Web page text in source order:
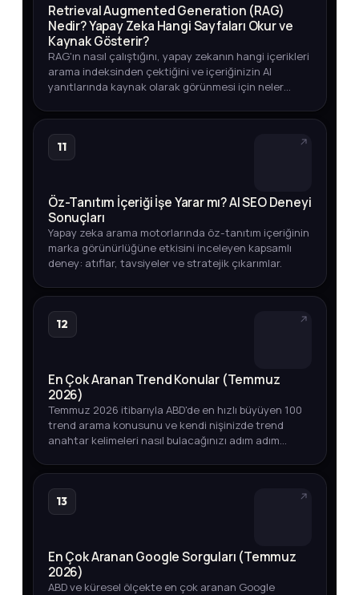
Retrieval Augmented Generation (RAG)
Nedir? Yapay Zeka Hangi Sayfaları Okur ve
Kaynak Gösterir?
RAG'ın nasıl çalıştığını, yapay zekanın hangi içerikleri
arama indeksinden çektiğini ve içeriğinizin AI
yanıtlarında kaynak olarak görünmesi için neler
11
Öz-Tanıtım İçeriği İşe Yarar mı? AI SEO Deneyi
Sonuçları
Yapay zeka arama motorlarında öz-tanıtım içeriğinin
marka görünürlüğüne etkisini inceleyen kapsamlı
deney: atıflar, tavsiyeler ve stratejik çıkarımlar.
12
En Çok Aranan Trend Konular (Temmuz
2026)
Temmuz 2026 itibarıyla ABD'de en hızlı büyüyen 100
trend arama konusunu ve kendi nişinizde trend
anahtar kelimeleri nasıl bulacağınızı adım adım
13
En Çok Aranan Google Sorguları (Temmuz
2026)
ABD ve küresel ölçekte en çok aranan Google